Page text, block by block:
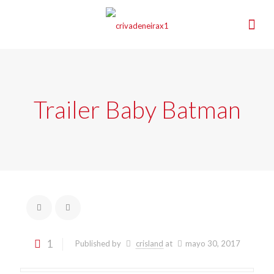
Trailer Baby Batman
1 Published by crisland at mayo 30, 2017